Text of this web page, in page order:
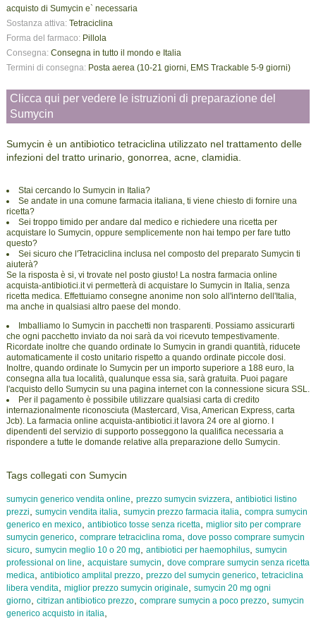
acquisto di Sumycin e` necessaria
Sostanza attiva:Tetraciclina
Forma del farmaco:Pillola
Consegna:Consegna in tutto il mondo e Italia
Termini di consegna:Posta aerea (10-21 giorni, EMS Trackable 5-9 giorni)
Clicca qui per vedere le istruzioni di preparazione del
Sumycin
Sumycin è un antibiotico tetraciclina utilizzato nel trattamento delle
infezioni del tratto urinario, gonorrea, acne, clamidia.
Stai cercando lo Sumycin in Italia?
Se andate in una comune farmacia italiana, ti viene chiesto di fornire una
ricetta?
Sei troppo timido per andare dal medico e richiedere una ricetta per
acquistare lo Sumycin, oppure semplicemente non hai tempo per fare tutto
questo?
Sei sicuro che l'Tetraciclina inclusa nel composto del preparato Sumycin ti
aiuterà?
Se la risposta è si, vi trovate nel posto giusto! La nostra farmacia online
acquista-antibiotici.it vi permetterà di acquistare lo Sumycin in Italia, senza
ricetta medica. Effettuiamo consegne anonime non solo all'interno dell'Italia,
ma anche in qualsiasi altro paese del mondo.
Imballiamo lo Sumycin in pacchetti non trasparenti. Possiamo assicurarti
che ogni pacchetto inviato da noi sarà da voi ricevuto tempestivamente.
Ricordate inoltre che quando ordinate lo Sumycin in grandi quantità, riducete
automaticamente il costo unitario rispetto a quando ordinate piccole dosi.
Inoltre, quando ordinate lo Sumycin per un importo superiore a 188 euro, la
consegna alla tua località, qualunque essa sia, sarà gratuita. Puoi pagare
l'acquisto dello Sumycin su una pagina internet con la connessione sicura SSL.
Per il pagamento è possibile utilizzare qualsiasi carta di credito
internazionalmente riconosciuta (Mastercard, Visa, American Express, carta
Jcb). La farmacia online acquista-antibiotici.it lavora 24 ore al giorno. I
dipendenti del servizio di supporto posseggono la qualifica necessaria a
rispondere a tutte le domande relative alla preparazione dello Sumycin.
Tags collegati con Sumycin
sumycin generico vendita online prezzo sumycin svizzera antibiotici listino
prezzi
sumycin vendita italia sumycin prezzo farmacia italia compra sumycin
generico en mexico, antibiotico tosse senza ricetta miglior sito per comprare
sumycin generico, comprare tetraciclina roma dove posso comprare sumycin
sicuro, sumycin meglio 10 o 20 mg antibiotici per haemophilus, sumycin
professional on line
acquistare sumycin
dove comprare sumycin senza ricetta
medica antibiotico amplital prezzo, prezzo del sumycin generico, tetraciclina
libera vendita miglior prezzo sumycin originale
sumycin 20 mg ogni
giorno, citrizan antibiotico prezzo, comprare sumycin a poco prezzo, sumycin
generico acquisto in italia